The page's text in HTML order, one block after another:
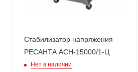
Стабилизатор напряжения
РЕСАНТА АСН-15000/1-Ц
Нет в наличии